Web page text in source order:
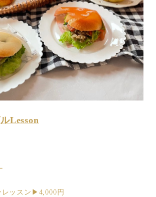
Lesson
ッスン▶︎4,000円